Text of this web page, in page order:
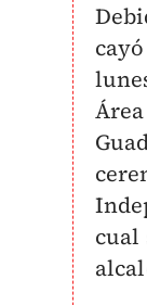
cual